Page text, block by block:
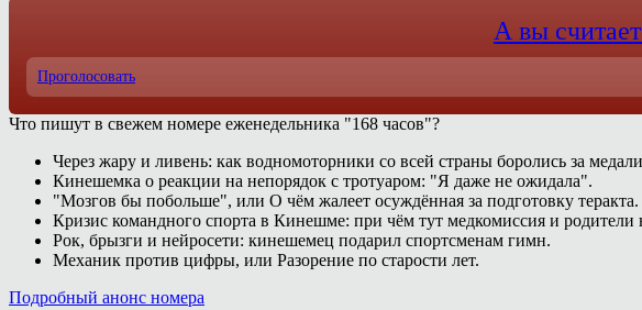
А вы
Проголосовать
Что пишут в свежем номере еженедельника "168 часов"?
Через жару и ливень: как водномоторники со всей страны боролись за
Кинешемка о реакции на непорядок с тротуаром: "Я даже не ожидала".
"Мозгов бы побольше", или О чём жалеет осуждённая за подготовку теракта.
Кризис командного спорта в Кинешме: при чём тут медкомиссия и
Рок, брызги и нейросети: кинешемец подарил спортсменам гимн.
Механик против цифры, или Разорение по старости лет.
Подробный анонс номера